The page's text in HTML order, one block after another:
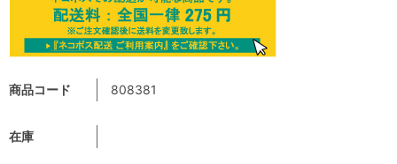
商品コード 808381
在庫